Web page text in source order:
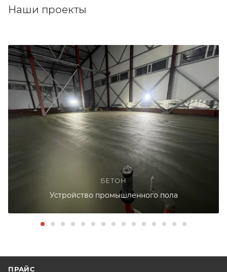
Наши проекты
БЕТОН
Устройство промышленного пола
ПРАЙС